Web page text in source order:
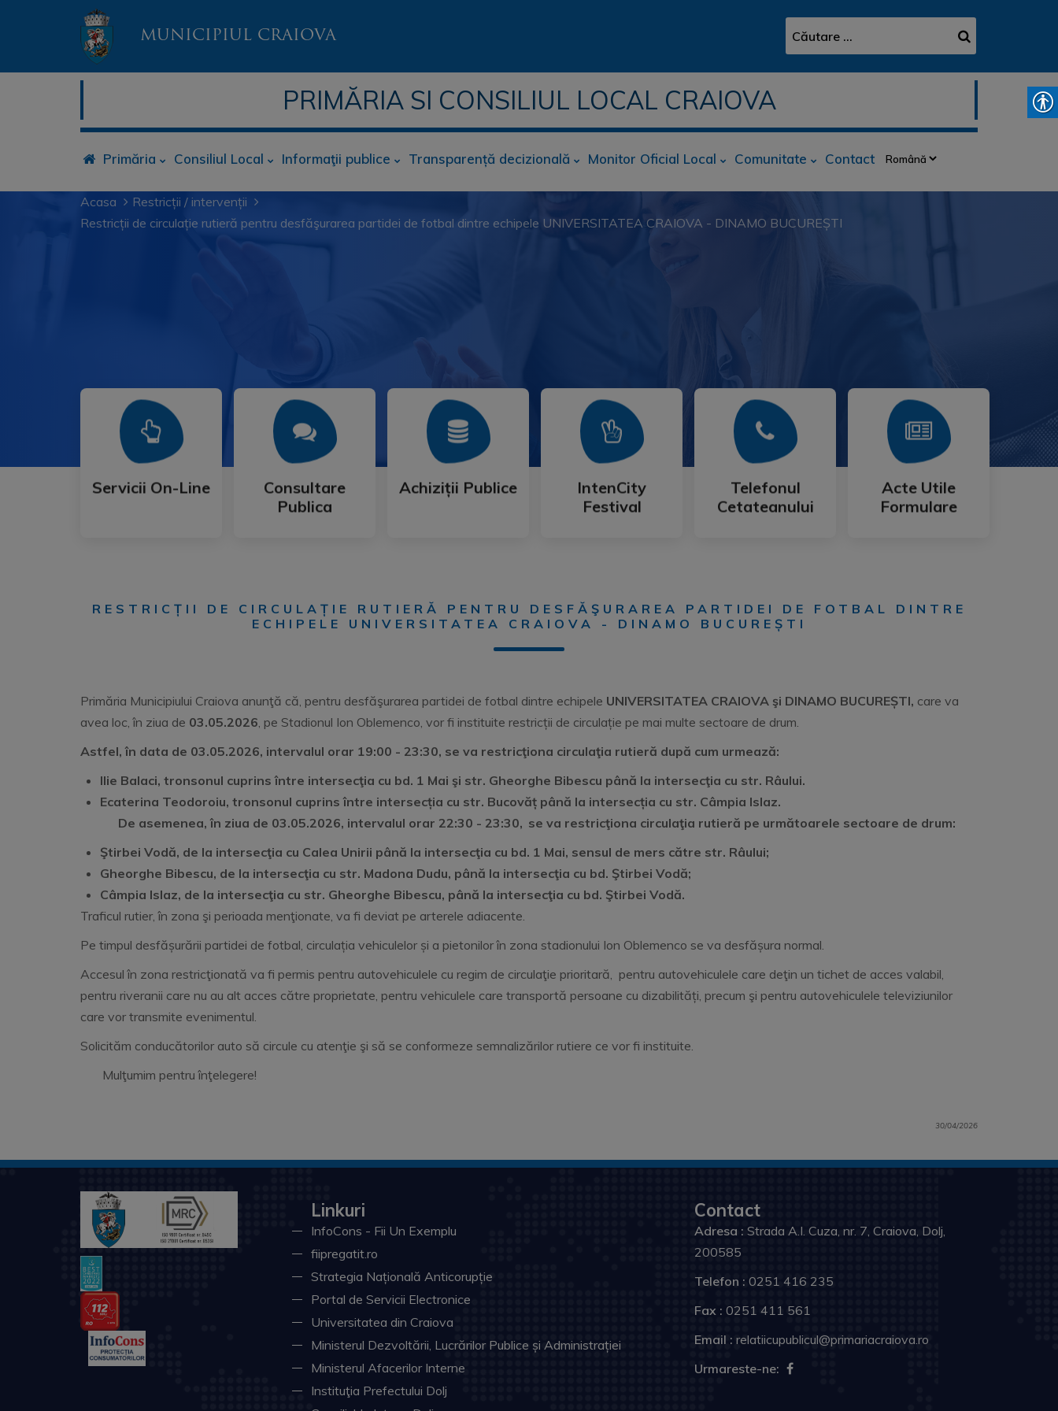
MUNICIPIUL CRAIOVA
PRIMĂRIA SI CONSILIUL LOCAL CRAIOVA
Primăria Consiliul Local Informaţii publice Transparență decizională Monitor Oficial Local Comunitate Contact
Acasa
Restricții / intervenții
Restricții de circulație rutieră pentru desfăşurarea partidei de fotbal dintre echipele UNIVERSITATEA CRAIOVA - DINAMO BUCUREȘTI
Servicii On-Line
Servicii On-Line
Mai Mult
Consultare
Publica
Consultare
Publica
Mai Mult
Achiziții Publice
Achiziții Publice
Mai Mult
IntenCity
Festival
IntenCity
Festival
Mai Mult
Telefonul
Cetateanului
Telefonul
Cetateanului
Mai Mult
Acte Utile
Formulare
Acte Utile
Formulare
Mai Mult
RESTRICȚII DE CIRCULAȚIE RUTIERĂ PENTRU DESFĂŞURAREA PARTIDEI DE FOTBAL DINTRE
ECHIPELE UNIVERSITATEA CRAIOVA - DINAMO BUCUREȘTI
Primăria Municipiului Craiova anunţă că, pentru desfăşurarea partidei de fotbal dintre echipele UNIVERSITATEA CRAIOVA şi DINAMO BUCUREȘTI, care va
avea loc, în ziua de 03.05.2026, pe Stadionul Ion Oblemenco, vor fi instituite restricții de circulație pe mai multe sectoare de drum.
Astfel, în data de 03.05.2026, intervalul orar 19:00 - 23:30, se va restricţiona circulaţia rutieră după cum urmează:
Ilie Balaci, tronsonul cuprins între intersecţia cu bd. 1 Mai şi str. Gheorghe Bibescu până la intersecţia cu str. Râului.
Ecaterina Teodoroiu, tronsonul cuprins între intersecția cu str. Bucovăț până la intersecția cu str. Câmpia Islaz.
De asemenea, în ziua de 03.05.2026, intervalul orar 22:30 - 23:30, se va restricţiona circulaţia rutieră pe următoarele sectoare de drum:
Ştirbei Vodă, de la intersecţia cu Calea Unirii până la intersecţia cu bd. 1 Mai, sensul de mers către str. Râului;
Gheorghe Bibescu, de la intersecţia cu str. Madona Dudu, până la intersecţia cu bd. Ştirbei Vodă;
Câmpia Islaz, de la intersecţia cu str. Gheorghe Bibescu, până la intersecţia cu bd. Ştirbei Vodă.
Traficul rutier, în zona şi perioada menţionate, va fi deviat pe arterele adiacente.
Pe timpul desfășurării partidei de fotbal, circulația vehiculelor și a pietonilor în zona stadionului Ion Oblemenco se va desfășura normal.
Accesul în zona restricţionată va fi permis pentru autovehiculele cu regim de circulaţie prioritară, pentru autovehiculele care deţin un tichet de acces valabil,
pentru riveranii care nu au alt acces către proprietate, pentru vehiculele care transportă persoane cu dizabilități, precum şi pentru autovehiculele televiziunilor
care vor transmite evenimentul.
Solicităm conducătorilor auto să circule cu atenţie şi să se conformeze semnalizărilor rutiere ce vor fi instituite.
Mulţumim pentru înţelegere!
30/04/2026
Linkuri
InfoCons - Fii Un Exemplu
fiipregatit.ro
Strategia Națională Anticorupție
Portal de Servicii Electronice
Universitatea din Craiova
Ministerul Dezvoltării, Lucrărilor Publice și Administrației
Ministerul Afacerilor Interne
Instituţia Prefectului Dolj
Contact
Adresa : Strada A.I. Cuza, nr. 7, Craiova, Dolj,
200585
Telefon : 0251 416 235
Fax : 0251 411 561
Email : relatiicupublicul@primariacraiova.ro
Urmareste-ne: